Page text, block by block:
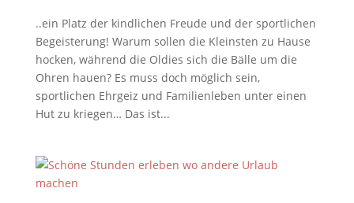
..ein Platz der kindlichen Freude und der sportlichen
Begeisterung! Warum sollen die Kleinsten zu Hause
hocken, während die Oldies sich die Bälle um die
Ohren hauen? Es muss doch möglich sein,
sportlichen Ehrgeiz und Familienleben unter einen
Hut zu kriegen… Das ist...